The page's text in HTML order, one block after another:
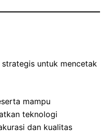
strategis untuk mencetak
mampu
teknologi
dan kualitas